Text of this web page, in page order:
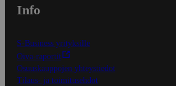
Info
S-Business yrityksille
Oiva-raportit
Osuuskauppojen yhteystiedot
Tilaus- ja toimitusehdot